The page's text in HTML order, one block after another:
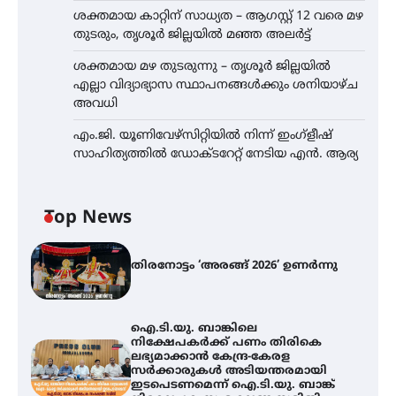
ശക്തമായ കാറ്റിന് സാധ്യത – ആഗസ്റ്റ് 12 വരെ മഴ
തുടരും, തൃശൂർ ജില്ലയിൽ മഞ്ഞ അലർട്ട്
ശക്തമായ മഴ തുടരുന്നു – തൃശൂർ ജില്ലയിൽ
എല്ലാ വിദ്യാഭ്യാസ സ്ഥാപനങ്ങൾക്കും ശനിയാഴ്ച
അവധി
എം.ജി. യൂണിവേഴ്‌സിറ്റിയിൽ നിന്ന് ഇംഗ്ളീഷ്
സാഹിത്യത്തിൽ ഡോക്ടറേറ്റ് നേടിയ എൻ. ആര്യ
Top News
തിരനോട്ടം ‘അരങ്ങ് 2026’ ഉണർന്നു
ഐ.ടി.യു. ബാങ്കിലെ
നിക്ഷേപകർക്ക് പണം തിരികെ
ലഭ്യമാക്കാൻ കേന്ദ്ര-കേരള
സർക്കാരുകൾ അടിയന്തരമായി
ഇടപെടണമെന്ന് ഐ.ടി.യു. ബാങ്ക്